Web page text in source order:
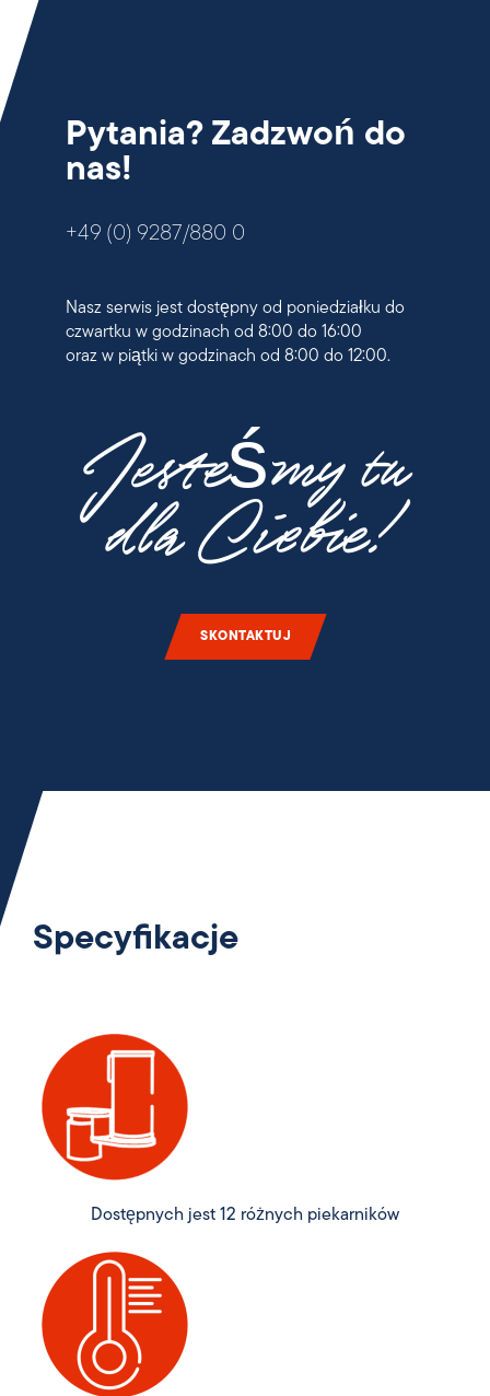
Pytania? Zadzwoń do
nas!
+49 (0) 9287/880 0
Nasz serwis jest dostępny od poniedziałku do
czwartku w godzinach od 8:00 do 16:00
oraz w piątki w godzinach od 8:00 do 12:00.
Jesteśmy tu
dla Ciebie!
SKONTAKTUJ
Specyfikacje
Dostępnych jest 12 różnych piekarników